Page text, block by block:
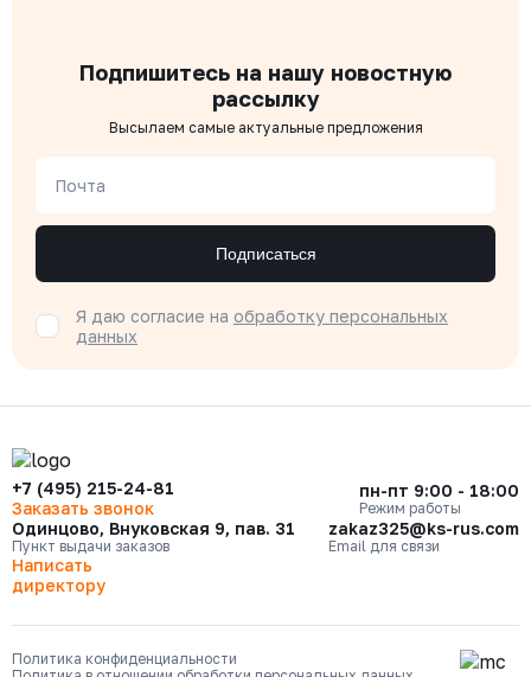
Подпишитесь на нашу новостную
рассылку
Высылаем самые актуальные предложения
Почта
Подписаться
Я даю согласие на обработку персональных
данных
+7 (495) 215-24-81
Заказать звонок
пн-пт 9:00 - 18:00
Режим работы
Одинцово, Внуковская 9, пав. 31
Пункт выдачи заказов
zakaz325@ks-rus.com
Email для связи
Написать
директору
Политика конфиденциальности